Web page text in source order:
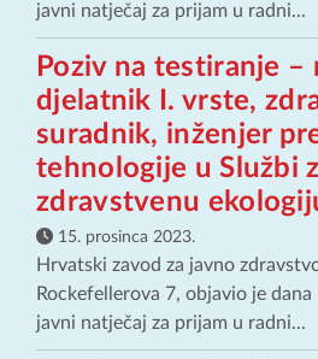
javni natječaj za prijam u radni...
Poziv na testiranje –
djelatnik I. vrste,
suradnik, inženjer
tehnologije u Službi
zdravstvenu
15. prosinca 2023.
Hrvatski zavod za javno
Rockefellerova 7, objavio je
javni natječaj za prijam u radni...